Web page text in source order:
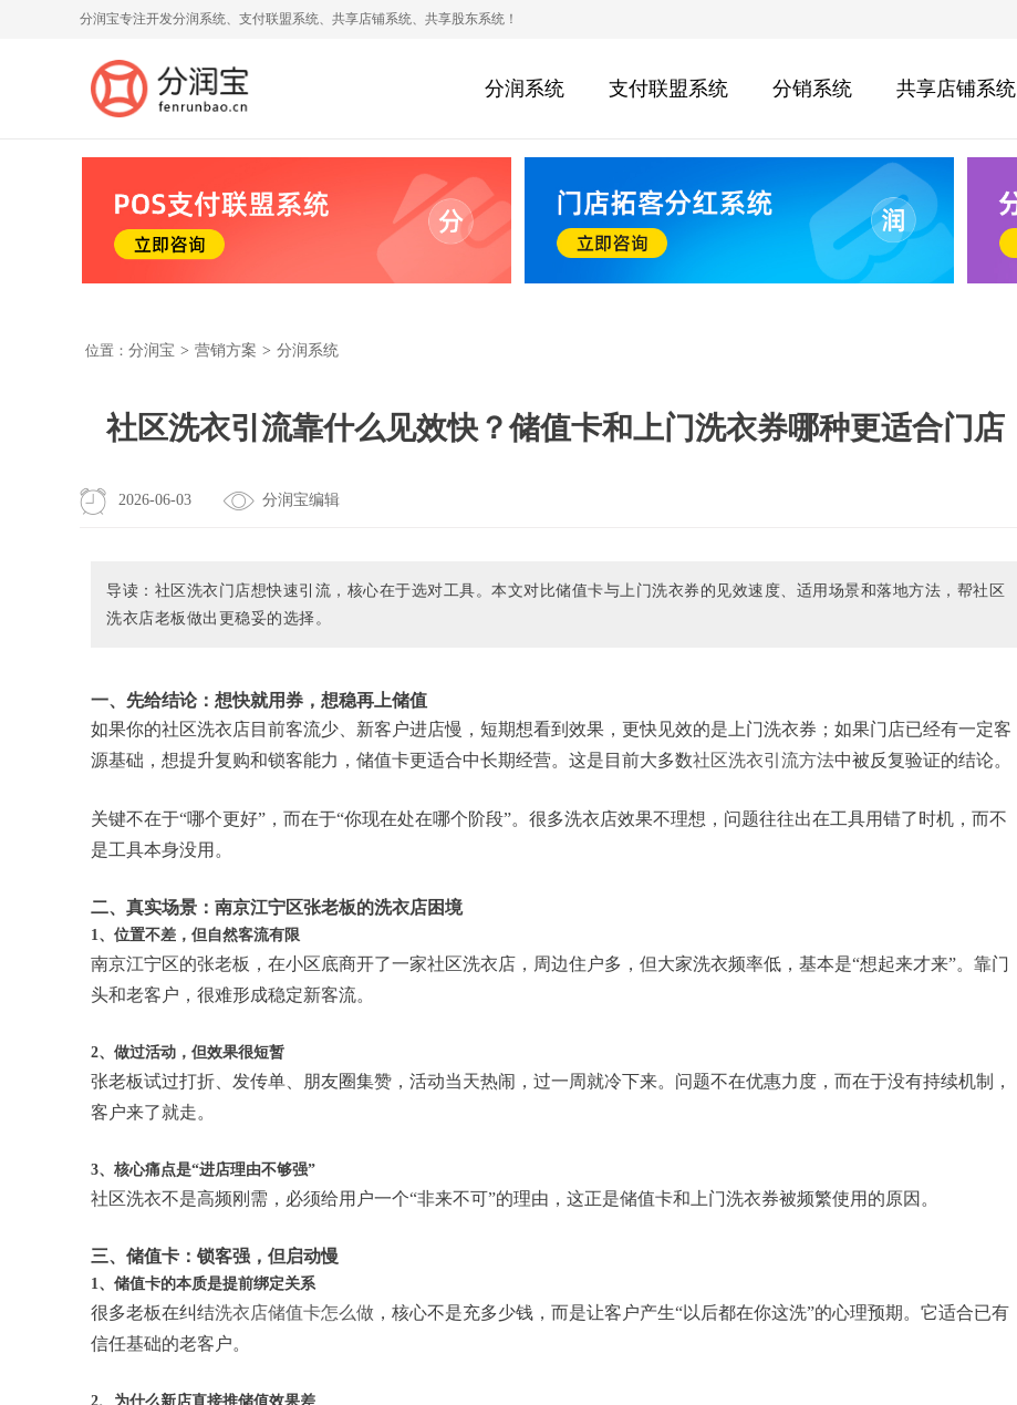
分润宝专注开发分润系统、支付联盟系统、共享店铺系统、共享股东系统！
分润系统 支付联盟系统 分销系统 共享店铺系统
位置： 分润宝 > 营销方案 > 分润系统
社区洗衣引流靠什么见效快？储值卡和上门洗衣券哪种更适合门店
2026-06-03 分润宝编辑
导读：社区洗衣门店想快速引流，核心在于选对工具。本文对比储值卡与上门洗衣券的见效速度、适用场景和落地方法，帮社区
洗衣店老板做出更稳妥的选择。
一、先给结论：想快就用券，想稳再上储值
如果你的社区洗衣店目前客流少、新客户进店慢，短期想看到效果，更快见效的是上门洗衣券；如果门店已经有一定客
源基础，想提升复购和锁客能力，储值卡更适合中长期经营。这是目前大多数社区洗衣引流方法中被反复验证的结论。
关键不在于“哪个更好”，而在于“你现在处在哪个阶段”。很多洗衣店效果不理想，问题往往出在工具用错了时机，而不
是工具本身没用。
二、真实场景：南京江宁区张老板的洗衣店困境
1、位置不差，但自然客流有限
南京江宁区的张老板，在小区底商开了一家社区洗衣店，周边住户多，但大家洗衣频率低，基本是“想起来才来”。靠门
头和老客户，很难形成稳定新客流。
2、做过活动，但效果很短暂
张老板试过打折、发传单、朋友圈集赞，活动当天热闹，过一周就冷下来。问题不在优惠力度，而在于没有持续机制，
客户来了就走。
3、核心痛点是“进店理由不够强”
社区洗衣不是高频刚需，必须给用户一个“非来不可”的理由，这正是储值卡和上门洗衣券被频繁使用的原因。
三、储值卡：锁客强，但启动慢
1、储值卡的本质是提前绑定关系
很多老板在纠结洗衣店储值卡怎么做 ，核心不是充多少钱，而是让客户产生“以后都在你这洗”的心理预期。它适合已有
信任基础的老客户。
2、为什么新店直接推储值效果差